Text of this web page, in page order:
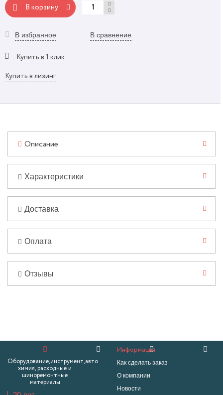
В корзину
В избранное В сравнение
Купить в 1 клик
Купить в лизинг
Описание
Характеристики
Доставка
Оплата
Отзывы
Оборудование,инструмент,авто
химия, расходные и
шиноремонтные
материалы
Информация
Как сделать заказ
О компании
Новости